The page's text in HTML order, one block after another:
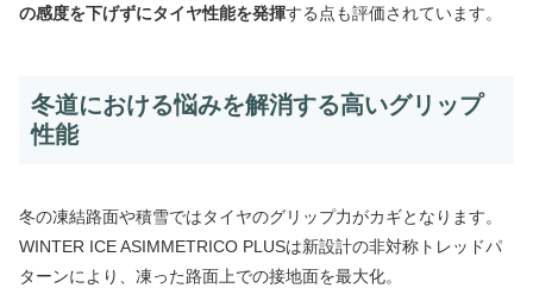
の感度を下げずにタイヤ性能を発揮する点も評価されています。
冬道における悩みを解消する高いグリップ
性能
冬の凍結路面や積雪ではタイヤのグリップ力がカギとなります。
WINTER ICE ASIMMETRICO PLUSは新設計の非対称トレッドパ
ターンにより、凍った路面上での接地面を最大化。